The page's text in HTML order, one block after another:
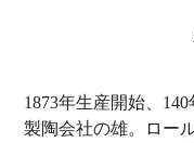
1873年生産開始、
製陶会社の雄。ロー